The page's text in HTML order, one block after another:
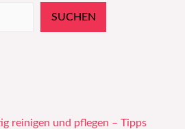
SUCHEN
reinigen und pflegen – Tipps